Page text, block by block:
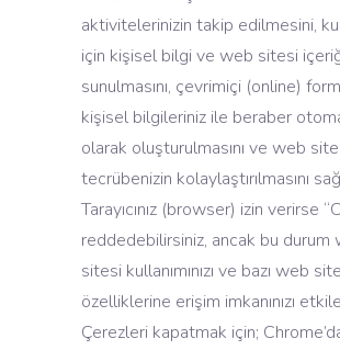
aktivitelerinizin takip edilmesini,
için kişisel bilgi ve web sitesi
sunulmasını, çevrimiçi (online)
kişisel bilgileriniz ile beraber
olarak oluşturulmasını ve web
tecrübenizin kolaylaştırılmasını
Tarayıcınız (browser) izin verirse
reddedebilirsiniz, ancak bu durum
sitesi kullanımınızı ve bazı web
özelliklerine erişim imkanınızı
Çerezleri kapatmak için;